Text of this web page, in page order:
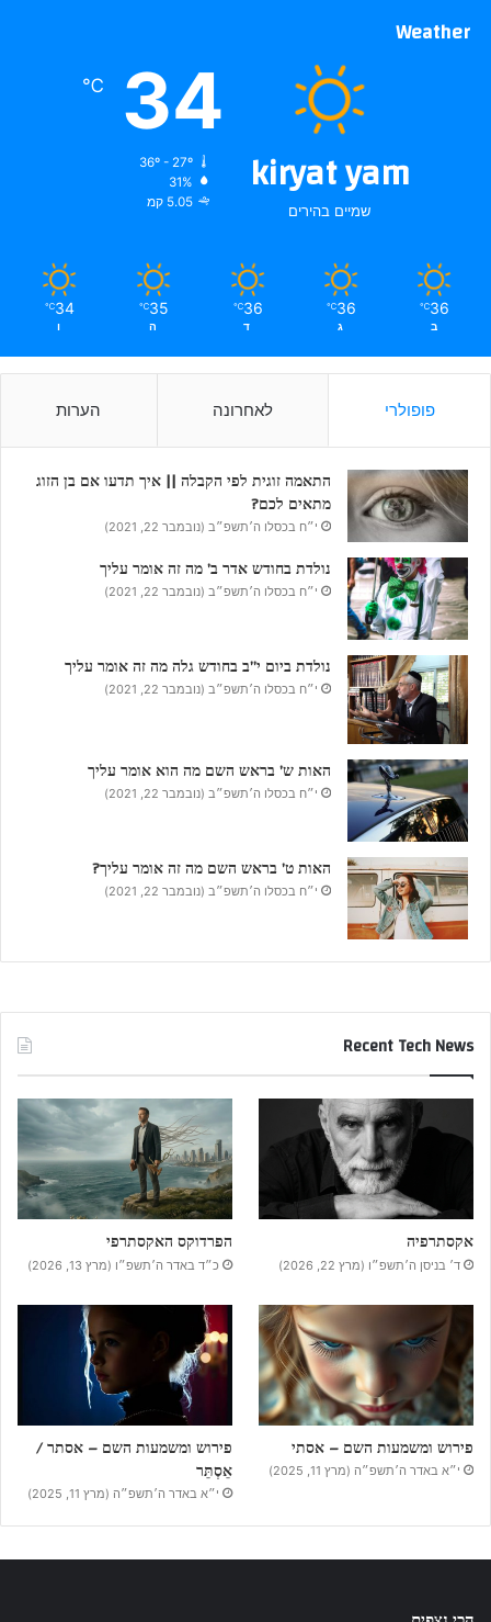
Weather
kiryat yam
שמיים בהירים
34
℃
36º - 27º
31%
5.05 קמ
36
℃
ב
36
℃
ג
36
℃
ד
35
℃
ה
34
℃
ו
פופולרי לאחרונה הערות
התאמה זוגית לפי הקבלה || איך תדעו אם בן הזוג
מתאים לכם?
י״ח בכסלו ה׳תשפ״ב (נובמבר 22, 2021)
נולדת בחודש אדר ב’ מה זה אומר עליך
י״ח בכסלו ה׳תשפ״ב (נובמבר 22, 2021)
נולדת ביום י”ב בחודש גלה מה זה אומר עליך
י״ח בכסלו ה׳תשפ״ב (נובמבר 22, 2021)
האות ש’ בראש השם מה הוא אומר עליך
י״ח בכסלו ה׳תשפ״ב (נובמבר 22, 2021)
האות ט’ בראש השם מה זה אומר עליך?
י״ח בכסלו ה׳תשפ״ב (נובמבר 22, 2021)
Recent Tech News
אקסתרפיה
ד׳ בניסן ה׳תשפ״ו (מרץ 22, 2026)
הפרדוקס האקסתרפי
כ״ד באדר ה׳תשפ״ו (מרץ 13, 2026)
פירוש ומשמעות השם – אסתי
י״א באדר ה׳תשפ״ה (מרץ 11, 2025)
פירוש ומשמעות השם – אסתר /
אֵסְתֵּר
י״א באדר ה׳תשפ״ה (מרץ 11, 2025)